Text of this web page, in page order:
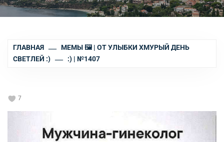
ГЛАВНАЯ
МЕМЫ 🖼 | ОТ УЛЫБКИ ХМУРЫЙ ДЕНЬ
СВЕТЛЕЙ :)
:) | №1407
7